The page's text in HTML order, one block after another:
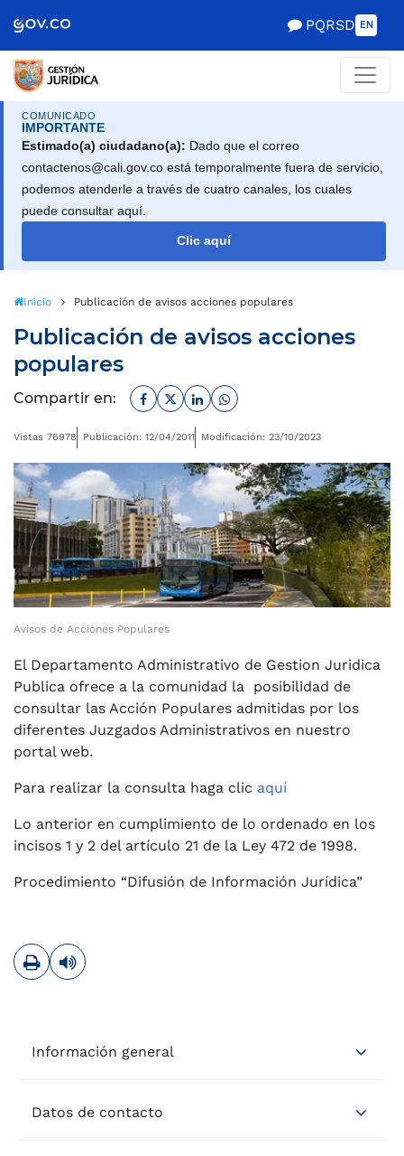
de Gobierno
PQRSD EN
COMUNICADO
IMPORTANTE
Estimado(a) ciudadano(a): Dado que el correo
contactenos@cali.gov.co está temporalmente fuera de servicio,
podemos atenderle a través de cuatro canales, los cuales
puede consultar aquí.
Clic aquí
Inicio Publicación de avisos acciones populares
Publicación de avisos acciones
populares
Compartir en: Facebook
TwitterLinkedinWhatsapp
Vistas 76978 Publicación: 12/04/2011 Modificación: 23/10/2023
Avisos de Acciones Populares
El Departamento Administrativo de Gestion Juridica
Publica ofrece a la comunidad la posibilidad de
consultar las Acción Populares admitidas por los
diferentes Juzgados Administrativos en nuestro
portal web.
Para realizar la consulta haga clic aquí
Lo anterior en cumplimiento de lo ordenado en los
incisos 1 y 2 del artículo 21 de la Ley 472 de 1998.
Procedimiento “Difusión de Información Jurídica”
ImprimirLeer contenido
Información general
Datos de contacto